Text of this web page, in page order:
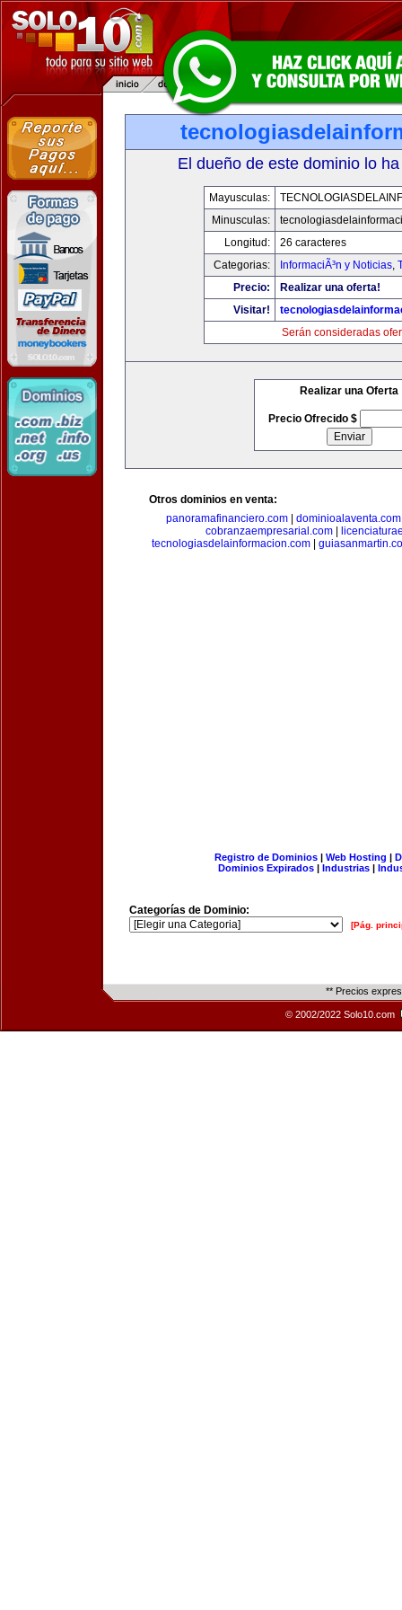
El dueño de este dominio lo
Mayusculas:
Minusculas:
Longitud:
26 caracteres
Categorias:
InformaciÃ³n y Noticias,
Precio:
Realizar una oferta!
Visitar!
Serán consideradas
Realizar una Oferta
Precio Ofrecido $
Otros dominios en venta:
panoramafinanciero.com
dominioalaventa.com
cobranzaempresarial.com
tecnologiasdelainformacion.com|
Registro de Dominios| Web Hosting |
Dominios Expirados | Industrias |
Categorías de Dominio:
[Pág.
** Precios
© 2002/2022 Solo10.com